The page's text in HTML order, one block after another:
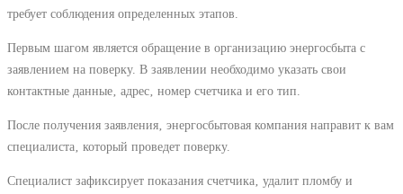
требует соблюдения определенных этапов.
Первым шагом является обращение в организацию энергосбыта с
заявлением на поверку. В заявлении необходимо указать свои
контактные данные‚ адрес‚ номер счетчика и его тип.
После получения заявления‚ энергосбытовая компания направит к вам
специалиста‚ который проведет поверку.
Специалист зафиксирует показания счетчика‚ удалит пломбу и